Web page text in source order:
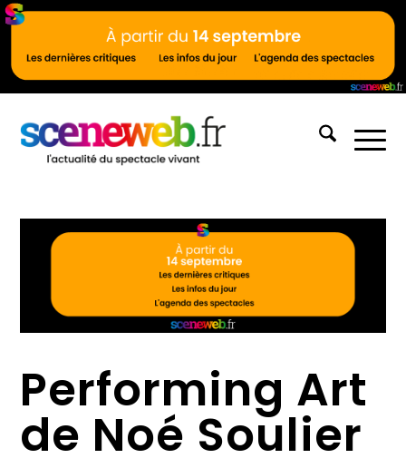
Performing Art
de Noé Soulier